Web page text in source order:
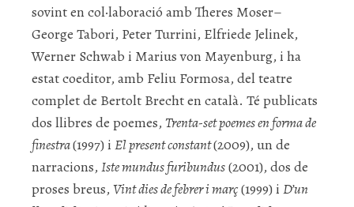
sovint en col·laboració amb Theres Moser–
George Tabori, Peter Turrini, Elfriede Jelinek,
Werner Schwab i Marius von Mayenburg, i ha
estat coeditor, amb Feliu Formosa, del teatre
complet de Bertolt Brecht en català. Té publicats
dos llibres de poemes, Trenta-set poemes en forma de
finestra(1997) i El present constant(2009), un de
narracions, Iste mundus furibundus(2001), dos de
proses breus, Vint dies de febrer i març(1999) i D’un